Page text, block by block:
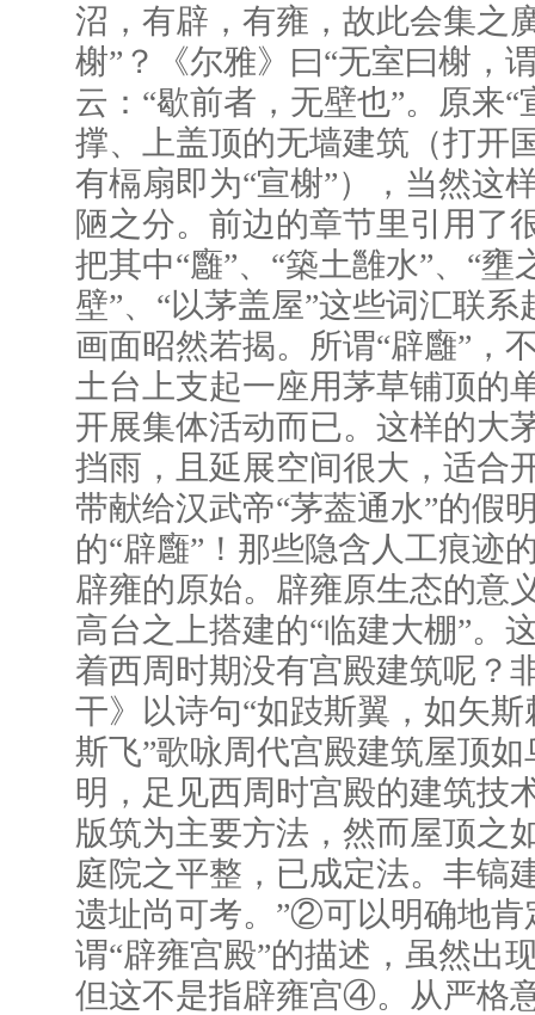
沼，有辟，有雍，故此会集之
榭”？《尔雅》曰“无室曰榭，
云：“歇前者，无壁也”。原来
撑、上盖顶的无墙建筑（打开
有槅扇即为“宣榭”），当然这
陋之分。前边的章节里引用了
把其中“廱”、“築土雝水”、“壅
壁”、“以茅盖屋”这些词汇联
画面昭然若揭。所谓“辟廱”，
土台上支起一座用茅草铺顶的
开展集体活动而已。这样的大
挡雨，且延展空间很大，适合
带献给汉武帝“茅葢通水”的假
的“辟廱”！那些隐含人工痕迹
辟雍的原始。辟雍原生态的意
高台之上搭建的“临建大棚”。
着西周时期没有宫殿建筑呢？
干》以诗句“如跂斯翼，如矢
斯飞”歌咏周代宫殿建筑屋顶
明，足见西周时宫殿的建筑技
版筑为主要方法，然而屋顶之
庭院之平整，已成定法。丰镐
遗址尚可考。”②可以明确地肯
谓“辟雍宫殿”的描述，虽然出
但这不是指辟雍宫④。从严格